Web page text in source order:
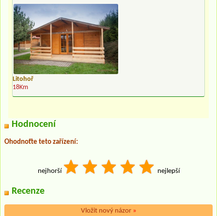
Litohoř
18Km
Hodnocení
Ohodnoťte teto zařízení:
nejhorší nejlepší
Recenze
Vložit nový názor »